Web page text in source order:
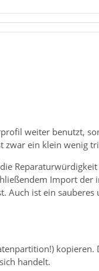
weiter benutzt,
zwar ein klein wenig
Import der
Auch ist ein
handelt.